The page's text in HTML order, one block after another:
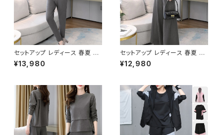
セットアップ レディース 春夏 秋
冬 春 夏 秋 冬 黒 パンツスーツ
パンツスタイル スーツ 無地 上
スタイル パンツ アシンメトリー
セットアップ スカーチョ ワイドパ
ンツ ロング パンツスーツ オフィ
ス ロングパンツ トップス OL オ
フィスカジュアル 結婚式 パーテ
ィー お呼ばれ ブラック グレー
¥13,980
セットアップ レディース 春夏 秋
冬 春 夏 秋 冬 黒 パンツスーツ
パンツスタイル スーツ 無地 上
ツ アシンメトリー セットアップ
スカーチョ ワイドパンツ ロング
パンツスーツ オフィス ロングパ
ンツ トップス OL オフィスカジュ
アル 結婚式 パーティー お呼ば
れ ブラック グレー ブラウン 10
¥12,980